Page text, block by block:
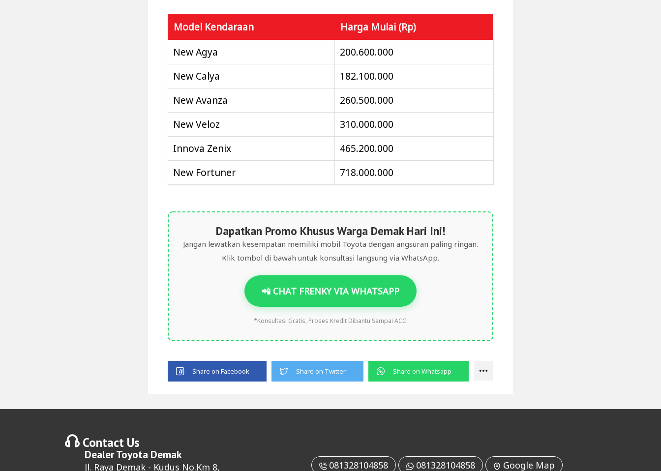
Model Kendaraan
Harga Mulai (Rp)
New Agya
200.600.000
New Calya
182.100.000
New Avanza
260.500.000
New Veloz
310.000.000
Innova Zenix
465.200.000
New Fortuner
718.000.000
Dapatkan Promo Khusus Warga Demak Hari Ini!
Jangan lewatkan kesempatan memiliki mobil Toyota dengan angsuran paling ringan.
Klik tombol di bawah untuk konsultasi langsung via WhatsApp.
📲 CHAT FRENKY VIA WHATSAPP
*Konsultasi Gratis, Proses Kredit Dibantu Sampai ACC!
Contact Us
DealerToyota Demak
Jl. Raya Demak - Kudus No.Km 8,
081328104858 081328104858 Google Map